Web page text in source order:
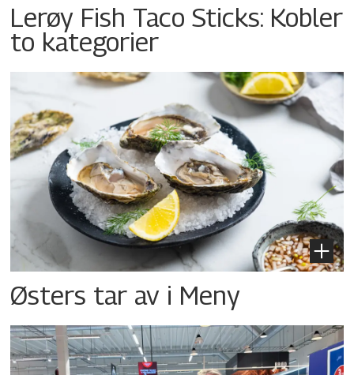
Lerøy Fish Taco Sticks: Kobler
to kategorier
Østers tar av i Meny